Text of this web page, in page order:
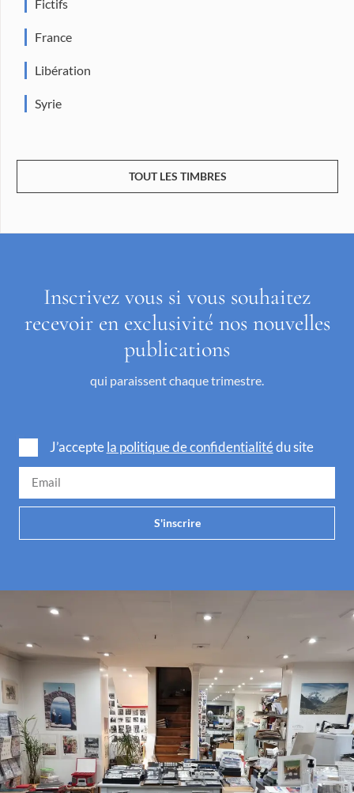
Fictifs
France
Libération
Syrie
TOUT LES TIMBRES
Inscrivez vous si vous souhaitez
recevoir en exclusivité nos nouvelles
publications
qui paraissent chaque trimestre.
J’acceptela politique de confidentialitédu site
S'inscrire